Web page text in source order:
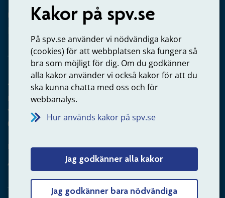
Kakor på spv.se
På spv.se använder vi nödvändiga kakor
(cookies) för att webbplatsen ska fungera så
bra som möjligt för dig. Om du godkänner
alla kakor använder vi också kakor för att du
ska kunna chatta med oss och för
webbanalys.
Hur används kakor på spv.se
Jag godkänner alla kakor
Jag godkänner bara nödvändiga
Kontakta oss
Arbetsgivare
Frågor om administration av tjänstepension från statlig
anställning
060-18 75 03
Kontakta oss
Arbetsgivare – skicka mejl till oss